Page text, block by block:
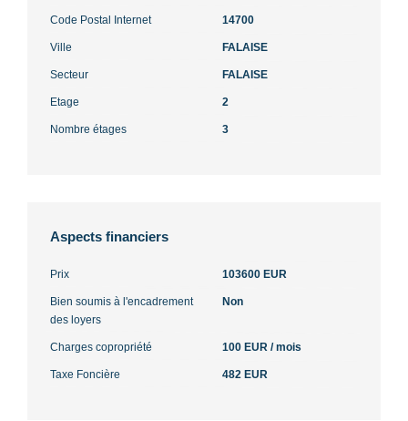
Code Postal Internet 14700
Ville FALAISE
Secteur FALAISE
Etage 2
Nombre étages 3
Aspects financiers
Prix 103600 EUR
Bien soumis à l'encadrement
des loyers
Non
Charges copropriété 100 EUR / mois
Taxe Foncière 482 EUR